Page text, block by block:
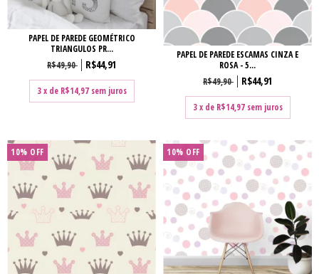
PAPEL DE PAREDE GEOMÉTRICO
TRIANGULOS PR...
R$49,90
R$44,91
3 x de R$14,97 sem juros
PAPEL DE PAREDE ESCAMAS CINZA E
ROSA - 5...
R$49,90
R$44,91
3 x de R$14,97 sem juros
10% OFF 10% OFF